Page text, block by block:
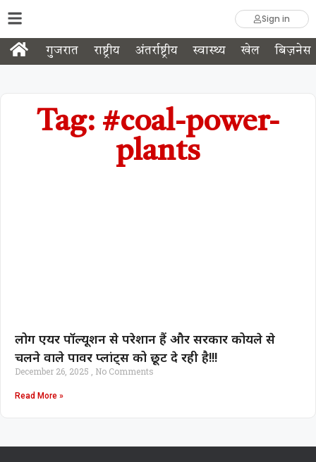
Sign in
गुजरात राष्ट्रीय अंतर्राष्ट्रीय स्वास्थ्य खेल बिज़नेस
Tag: #coal-power-
plants
लोग एयर पॉल्यूशन से परेशान हैं और सरकार कोयले से
चलने वाले पावर प्लांट्स को छूट दे रही है!!!
December 26, 2025 No Comments
Read More »